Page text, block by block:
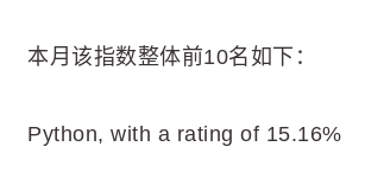
本月该指数整体前10名如下：
Python, with a rating of 15.16%